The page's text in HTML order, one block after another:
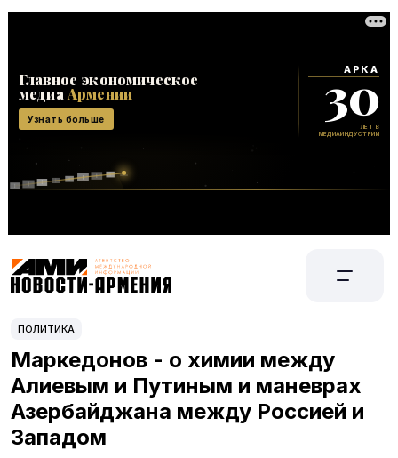
ПОЛИТИКА
Маркедонов - о химии между
Алиевым и Путиным и маневрах
Азербайджана между Россией и
Западом